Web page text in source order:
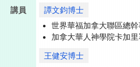
講員 譚文鈞博士
世界華福加拿大聯區總幹
加拿大華人神學院卡加
王健安博士